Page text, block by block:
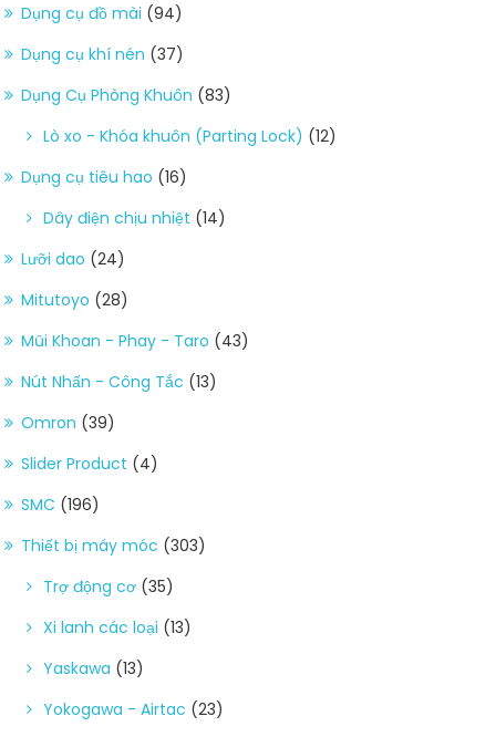
Dụng cụ đồ mài (94)
Dụng cụ khí nén (37)
Dụng Cụ Phòng Khuôn (83)
Lò xo - Khóa khuôn (Parting Lock) (12)
Dụng cụ tiêu hao (16)
Dây điện chịu nhiệt (14)
Lưỡi dao (24)
Mitutoyo (28)
Mũi Khoan - Phay - Taro (43)
Nút Nhấn - Công Tắc (13)
Omron (39)
Slider Product (4)
SMC (196)
Thiết bị máy móc (303)
Trợ động cơ (35)
Xi lanh các loại (13)
Yaskawa (13)
Yokogawa - Airtac (23)